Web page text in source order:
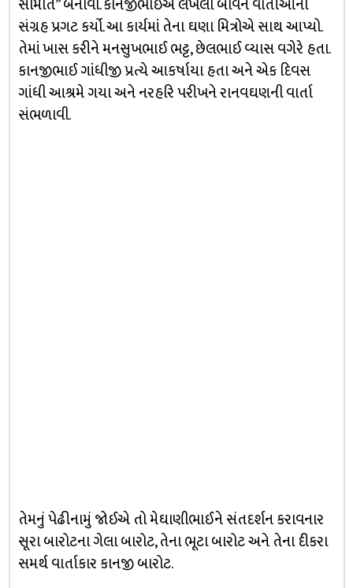
સંગ્રહ પ્રગટ કર્યો. આ કાર્યમાં તેના ઘણા મિત્રોએ સાથ આપ્યો.
તેમાં ખાસ કરીને મનસુખભાઈ ભટ્ટ, છેલભાઈ વ્યાસ વગેરે હતા.
કાનજીભાઈ ગાંધીજી પ્રત્યે આકર્ષાયા હતા અને એક દિવસ
ગાંધી આશ્રમે ગયા અને નરહરિ પરીખને રાનવઘણની વાર્તા
સંભળાવી.
તેમનું પેઢીનામું જોઈએ તો મેઘાણીભાઈને સંતદર્શન કરાવનાર
સૂરા બારોટના ગેલા બારોટ, તેના ભૂટા બારોટ અને તેના દીકરા
સમર્થ વાર્તાકાર કાનજી બારોટ.